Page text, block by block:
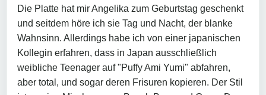
Die Platte hat mir Angelika zum Geburtstag geschenkt
und seitdem höre ich sie Tag und Nacht, der blanke
Wahnsinn. Allerdings habe ich von einer japanischen
Kollegin erfahren, dass in Japan ausschließlich
weibliche Teenager auf "Puffy Ami Yumi" abfahren,
aber total, und sogar deren Frisuren kopieren. Der Stil